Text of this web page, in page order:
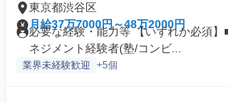
東京都渋谷区
月給37万7000円～48万2000円
必要な経験・能力等 【いずれか必須】
ネジメント経験者(塾/コンビ...
業界未経験歓迎 +5個